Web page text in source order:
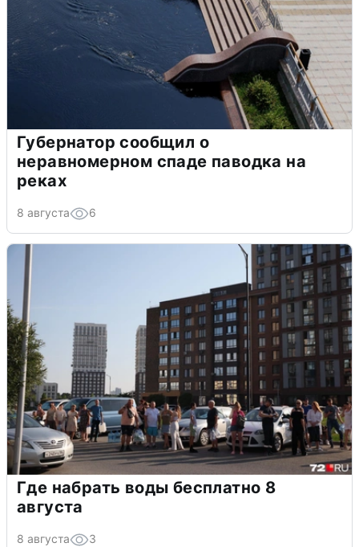
Губернатор сообщил о
неравномерном спаде паводка на
реках
8 августа 6
Где набрать воды бесплатно 8
августа
8 августа 3